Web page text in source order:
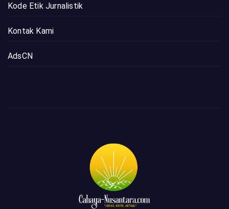
Kode Etik Jurnalistik
Kontak Kami
AdsCN